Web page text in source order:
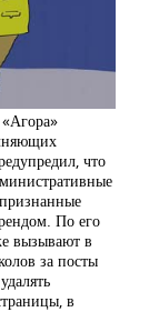
что
По его
вызывают в
за посты
в